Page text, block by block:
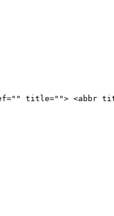
title=""> <abbr